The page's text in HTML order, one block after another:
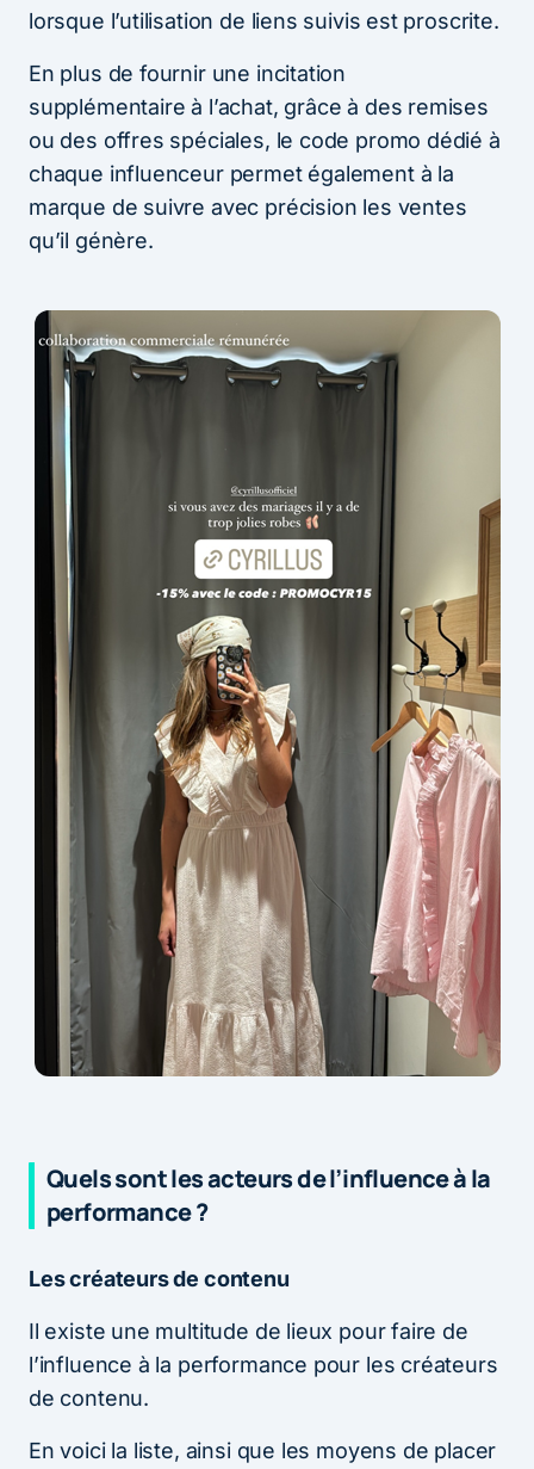
lorsque l’utilisation de liens suivis est proscrite.
En plus de fournir une incitation
supplémentaire à l’achat, grâce à des remises
ou des offres spéciales, le code promo dédié à
chaque influenceur permet également à la
marque de suivre avec précision les ventes
qu’il génère.
Quels sont les acteurs de l’influence à la
performance ?
Les créateurs de contenu
Il existe une multitude de lieux pour faire de
l’influence à la performance pour les créateurs
de contenu.
En voici la liste, ainsi que les moyens de placer